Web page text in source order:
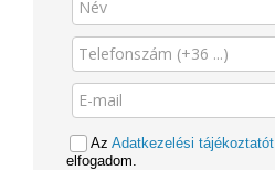
Az Adatkezelési tájékoztatót
elfogadom.